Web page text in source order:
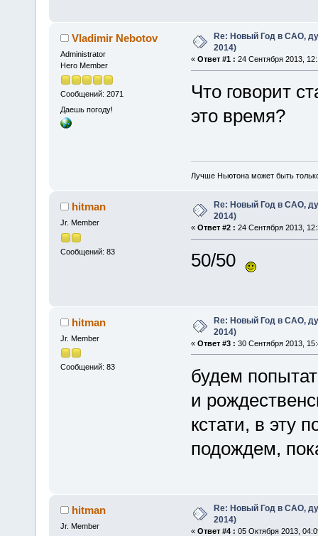
Vladimir Nebotov
Administrator
Hero Member
Сообщений: 2071
Даешь погоду!
Re: Новый Год в САО,
2014)
« Ответ #1 : 24 Сентября 2013,
Что говорит
это время?
Лучше Ньютона может быть
hitman
Jr. Member
Сообщений: 83
Re: Новый Год в САО,
2014)
« Ответ #2 : 24 Сентября 2013,
50/50
hitman
Jr. Member
Сообщений: 83
Re: Новый Год в САО,
2014)
« Ответ #3 : 30 Сентября 2013,
будем
и
кстати, в эту
подождем,
hitman
Jr. Member
Re: Новый Год в САО,
2014)
« Ответ #4 : 05 Октября 2013,